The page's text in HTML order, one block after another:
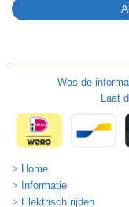
Was de
Laat
Home
Informatie
Elektrisch rijden